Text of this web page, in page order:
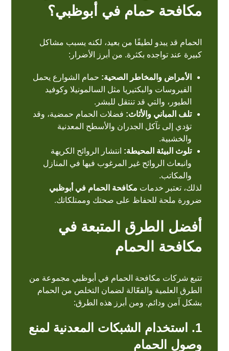
مكافحة حمام في أبوظبي؟
الحمام قد يبدو لطيفًا من بعيد، لكنه يسبب مشاكل
كبيرة عند تواجده بكثرة. من أبرز الأضرار:
الأمراض والمخاطر الصحية: حمام الشوارع يحمل
الفيروسات والبكتيريا مثل السالمونيلا وكوفيد
الطيور، والتي قد تنتقل للبشر.
تلف المباني والأثاث: فضلات الحمام حمضية، وقد
تؤدي إلى تآكل الجدران والأسطح المعدنية
والخشبية.
تلوث البيئة المحيطة: انتشار الروائح الكريهة
وانبعاث الروائح غير المرغوب فيها في المنازل
والمكاتب.
لذلك، تعتبر خدمات مكافحة الحمام في أبوظبي
ضرورة ملحة للحفاظ على صحتك وممتلكاتك.
أفضل الطرق المتبعة في
مكافحة الحمام
تتبع شركات مكافحة الحمام في أبوظبي مجموعة من
الطرق العلمية والفعّالة لضمان التخلص من الحمام
بشكل آمن ودائم. ومن أبرز هذه الطرق:
1. استخدام الشبكات المعدنية لمنع
وصول الحمام